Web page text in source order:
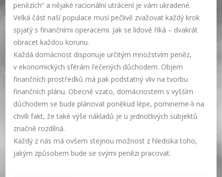
penězích“ a nějaké racionální utrácení je vám ukradené.
Velká část naší populace musí pečlivě zvažovat každý krok
spjatý s finančními operacemi. Jak se lidově říká – dvakrát
obracet každou korunu.
Každá domácnost disponuje určitým množstvím peněz,
v ekonomických sférám řečených důchodem. Objem
finančních prostředků má pak podstatný vliv na tvorbu
finančních plánu. Obecně vzato, domácnostem s vyšším
důchodem se bude plánovat poněkud lépe, pomineme-li na
chvíli fakt, že také výše nákladů je u jednotlivých subjektů
značně rozdílná.
Každý z nás má ovšem stejnou možnost z hlediska toho,
jakým způsobem bude se svými penězi pracovat.